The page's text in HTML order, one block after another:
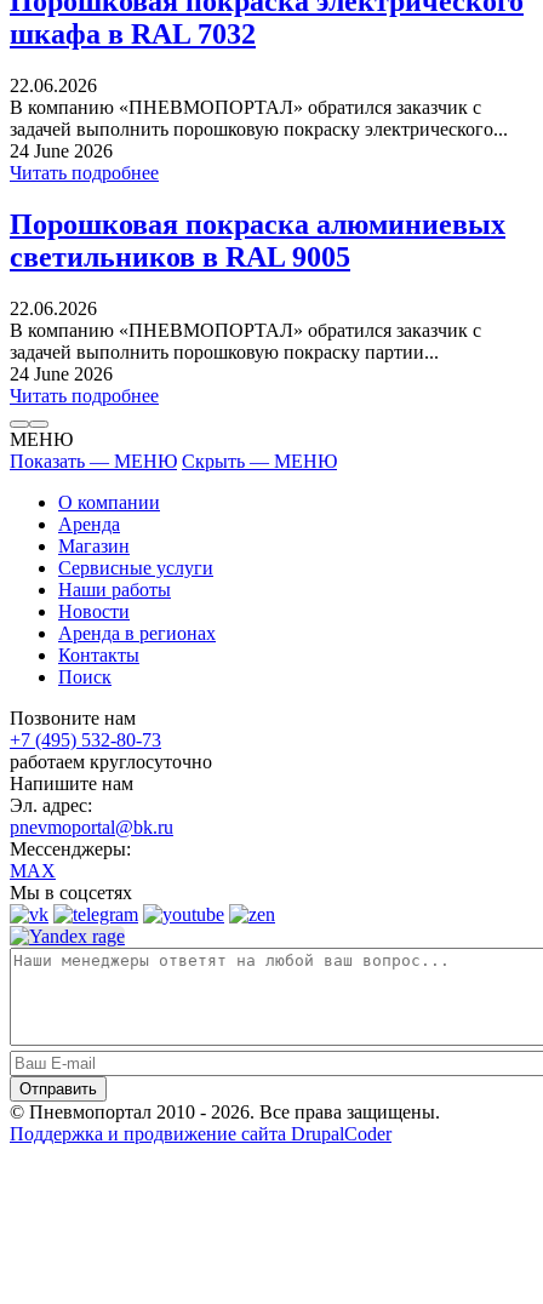
шкафа в RAL 7032
22.06.2026
В компанию «ПНЕВМОПОРТАЛ» обратился заказчик с
задачей выполнить порошковую покраску электрического...
24 June 2026
Читать подробнее
Порошковая покраска алюминиевых
светильников в RAL 9005
22.06.2026
В компанию «ПНЕВМОПОРТАЛ» обратился заказчик с
задачей выполнить порошковую покраску партии...
24 June 2026
Читать подробнее
МЕНЮ
Показать — МЕНЮ Скрыть — МЕНЮ
О компании
Аренда
Магазин
Сервисные услуги
Наши работы
Новости
Аренда в регионах
Контакты
Поиск
Позвоните нам
+7 (495) 532-80-73
работаем круглосуточно
Напишите нам
Эл. адрес:
pnevmoportal@bk.ru
Мессенджеры:
MAX
Мы в соцсетях
© Пневмопортал 2010 - 2026. Все права защищены.
Поддержка и продвижение сайта DrupalCoder